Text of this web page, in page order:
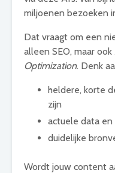
miljoenen bezoeken
Dat vraagt om een
alleen SEO, maar ook
Optimization. Denk
heldere, korte
zijn
actuele data
duidelijke
Wordt jouw content